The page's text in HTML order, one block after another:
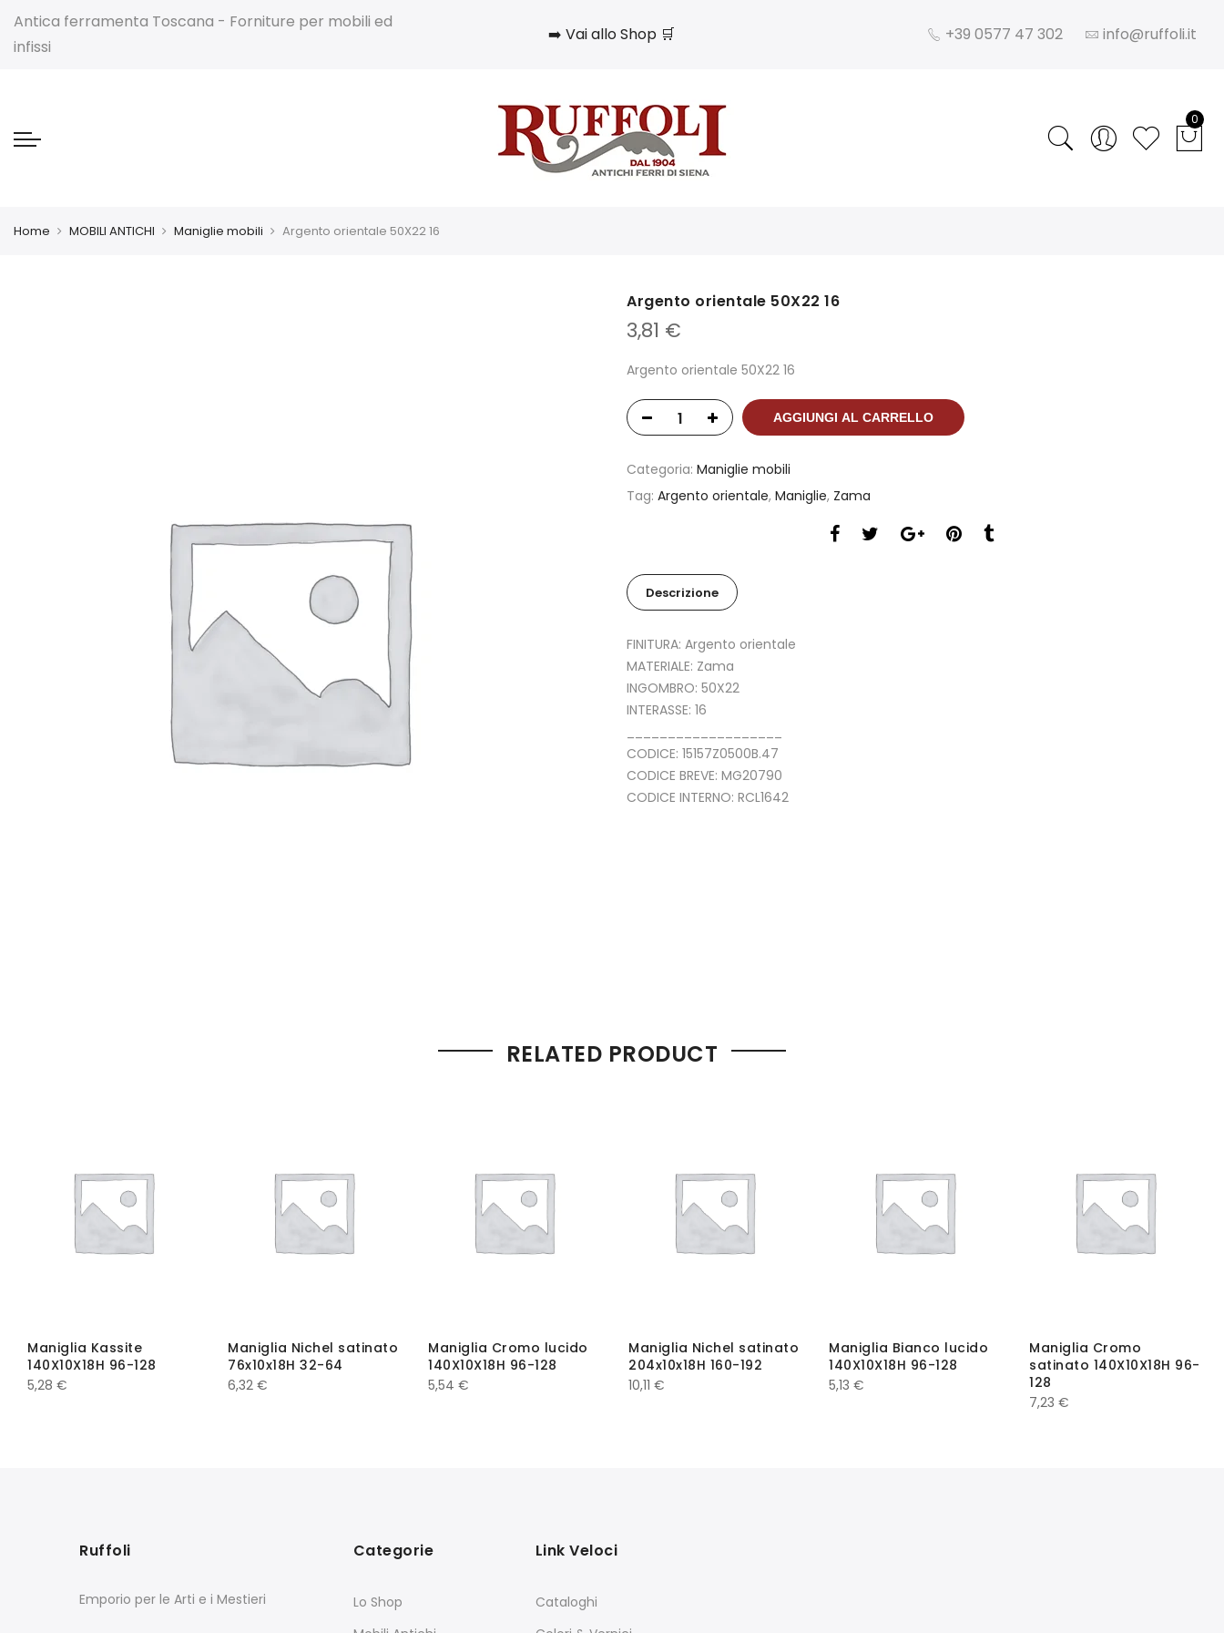
Antica ferramenta Toscana - Forniture per mobili ed
infissi
➡️ Vai allo Shop 🛒 +39 0577 47 302 info@ruffoli.it
0
Home MOBILI ANTICHI Maniglie mobili Argento orientale 50X22 16
Argento orientale 50X22 16
3,81 €
Argento orientale 50X22 16
AGGIUNGI AL CARRELLO
Categoria: Maniglie mobili
Tag: Argento orientale, Maniglie, Zama
Descrizione
FINITURA: Argento orientale
MATERIALE: Zama
INGOMBRO: 50X22
INTERASSE: 16
CODICE: 15157Z0500B.47
CODICE BREVE: MG20790
CODICE INTERNO: RCL1642
RELATED PRODUCT
Maniglia Kassite
140X10X18H 96-128
5,28 €
Maniglia Nichel satinato
76x10x18H 32-64
6,32 €
Maniglia Cromo lucido
140X10X18H 96-128
5,54 €
Maniglia Nichel satinato
204x10x18H 160-192
10,11 €
Maniglia Bianco lucido
140X10X18H 96-128
5,13 €
Maniglia Cromo
satinato 140X10X18H 96-
128
7,23 €
Ruffoli
Emporio per le Arti e i Mestieri
Categorie
Lo Shop
Link Veloci
Cataloghi